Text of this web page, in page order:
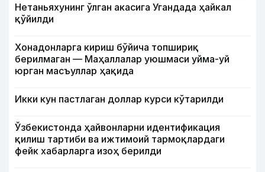
Нетаньяхунинг ўлган акасига Угандада ҳайкал
қўйилди
Хонадонларга кириш бўйича топшириқ
берилмаган — Маҳаллалар уюшмаси уйма-уй
юрган масъуллар ҳақида
Икки кун пастлаган доллар курси кўтарилди
Ўзбекистонда ҳайвонларни идентификация
қилиш тартиби ва ижтимоий тармоқлардаги
фейк хабарларга изоҳ берилди